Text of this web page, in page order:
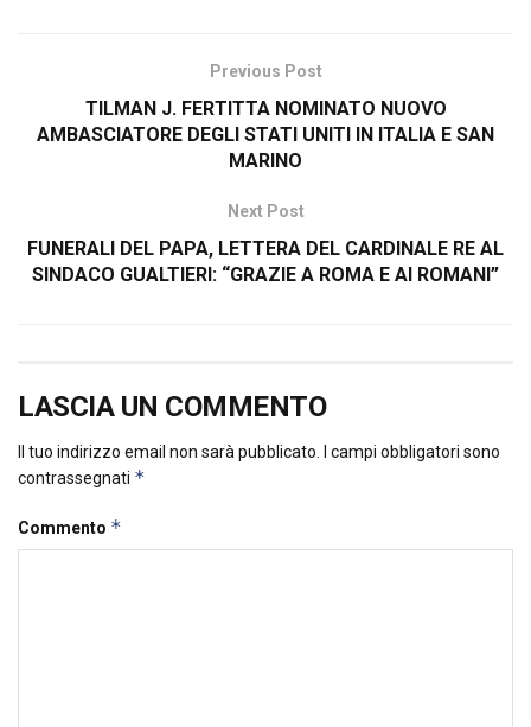
Previous Post
TILMAN J. FERTITTA NOMINATO NUOVO
AMBASCIATORE DEGLI STATI UNITI IN ITALIA E SAN
MARINO
Next Post
FUNERALI DEL PAPA, LETTERA DEL CARDINALE RE AL
SINDACO GUALTIERI: “GRAZIE A ROMA E AI ROMANI”
LASCIA UN COMMENTO
Il tuo indirizzo email non sarà pubblicato. I campi obbligatori sono
contrassegnati *
Commento *